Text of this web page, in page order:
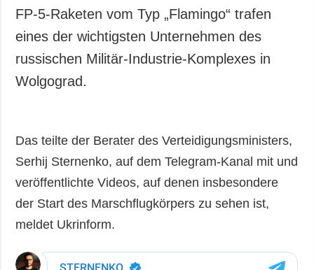
FP-5-Raketen vom Typ „Flamingo“ trafen
eines der wichtigsten Unternehmen des
russischen Militär-Industrie-Komplexes in
Wolgograd.
Das teilte der Berater des Verteidigungsministers,
Serhij Sternenko, auf dem Telegram-Kanal mit und
veröffentlichte Videos, auf denen insbesondere
der Start des Marschflugkörpers zu sehen ist,
meldet Ukrinform.